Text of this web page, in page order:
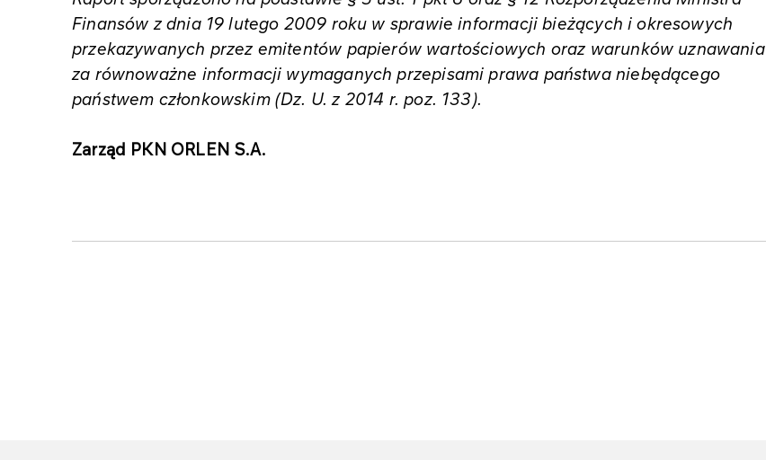
Finansów z dnia 19 lutego 2009 roku w sprawie informacji bieżących i okresowych
przekazywanych przez emitentów papierów wartościowych oraz warunków uznawania
za równoważne informacji wymaganych przepisami prawa państwa niebędącego
państwem członkowskim (Dz. U. z 2014 r. poz. 133).
Zarząd PKN ORLEN S.A.